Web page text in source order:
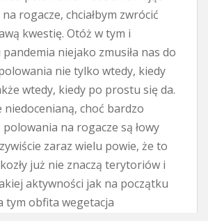
rogacze, chciałbym zwrócić
kwestię. Otóż w tym i
niejako zmusiła nas do
nie tylko wtedy, kiedy
wtedy, kiedy po prostu się da.
niedocenianą, choć bardzo
na rogacze są łowy
zaraz wielu powie, że to
już nie znaczą terytoriów i
aktywności jak na początku
tym obfita wegetacja